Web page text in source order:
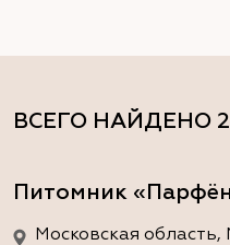
ВСЕГО НАЙДЕНО
Питомник
Московская